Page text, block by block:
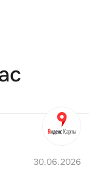
или
ребра
30.06.2026